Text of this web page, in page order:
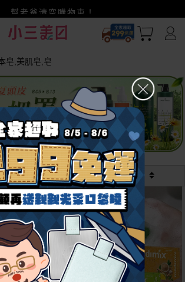
美幣~換好禮~立即換GO~
x全支付~美幣+全點折上折超划算
幫老爸清空購物車！
全家超取299免運
最新 價格
皂,美肌皂,皂
越多越
便宜